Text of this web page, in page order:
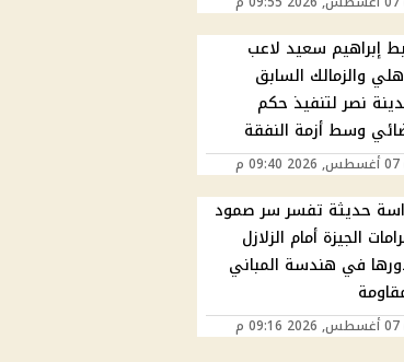
إبراهيم سعيد لاعب
والزمالك السابق
نصر لتنفيذ حكم
وسط أزمة النفقة
حديثة تفسر سر صمود
الجيزة أمام الزلازل
في هندسة المباني